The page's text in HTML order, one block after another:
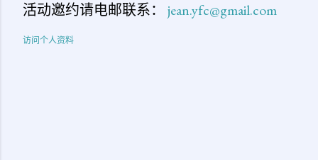
活动邀约请电邮联系： jean.yfc@gmail.com
访问个人资料